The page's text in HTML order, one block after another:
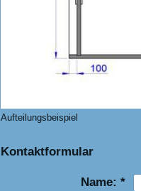
Aufteilungsbeispiel
Kontaktformular
Name: *